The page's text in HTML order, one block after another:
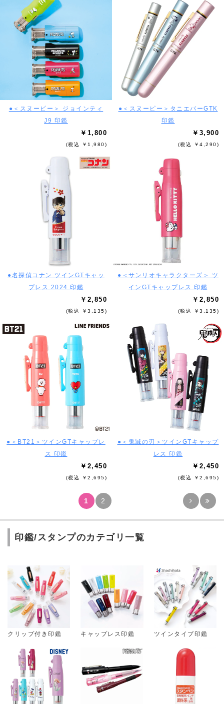
●＜スヌーピー＞ ジョインティ
J9 印鑑
￥1,800
(税込 ￥1,980)
●＜スヌーピー＞タニエバーGTK
印鑑
￥3,900
(税込 ￥4,290)
●名探偵コナン ツインGTキャッ
プレス 2024 印鑑
￥2,850
(税込 ￥3,135)
●＜サンリオキャラクターズ＞ ツ
インGTキャップレス 印鑑
￥2,850
(税込 ￥3,135)
●＜BT21＞ツインGTキャップレ
ス 印鑑
￥2,450
(税込 ￥2,695)
●＜鬼滅の刃＞ツインGTキャップ
レス 印鑑
￥2,450
(税込 ￥2,695)
1 2
印鑑/スタンプのカテゴリ一覧
クリップ付き印鑑 キャップレス印鑑 ツインタイプ印鑑